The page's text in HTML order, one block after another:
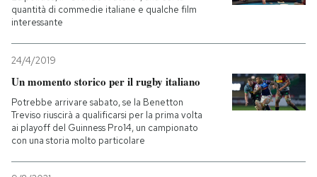
quantità di commedie italiane e qualche film
interessante
24/4/2019
Un momento storico per il rugby italiano
Potrebbe arrivare sabato, se la Benetton
Treviso riuscirà a qualificarsi per la prima volta
ai playoff del Guinness Pro14, un campionato
con una storia molto particolare